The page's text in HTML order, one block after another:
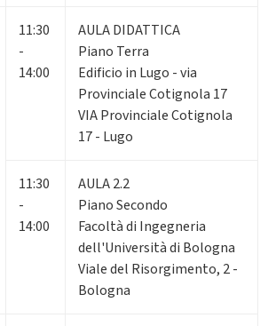
11:30
-
14:00
AULA DIDATTICA
Piano Terra
Edificio in Lugo - via
Provinciale Cotignola 17
VIA Provinciale Cotignola
17 - Lugo
11:30
-
14:00
AULA 2.2
Piano Secondo
Facoltà di Ingegneria
dell'Università di Bologna
Viale del Risorgimento, 2 -
Bologna